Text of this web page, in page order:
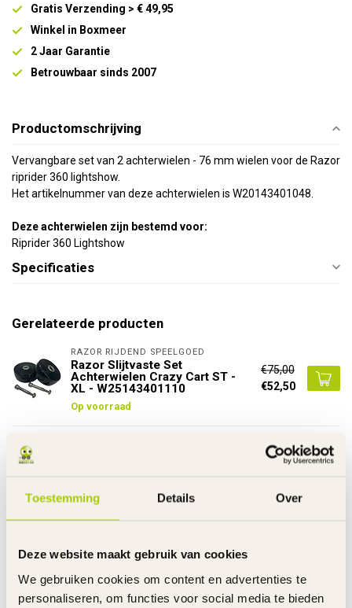
Toestemming Details Over
Deze website maakt gebruik van cookies
We gebruiken cookies om content en advertenties te
personaliseren, om functies voor social media te bieden
Gratis Verzending > € 49,95
Winkel in Boxmeer
2 Jaar Garantie
Betrouwbaar sinds 2007
Productomschrijving
Vervangbare set van 2 achterwielen - 76 mm wielen voor de Razor
riprider 360 lightshow.
Het artikelnummer van deze achterwielen is W20143401048.
Deze achterwielen zijn bestemd voor:
Riprider 360 Lightshow
Specificaties
Gerelateerde producten
RAZOR RIJDEND SPEELGOED
Razor Slijtvaste Set
Achterwielen Crazy Cart ST -
XL - W25143401110
Op voorraad
€75,00
€52,50
€29,95
Universeel - W20136401058
Op voorraad